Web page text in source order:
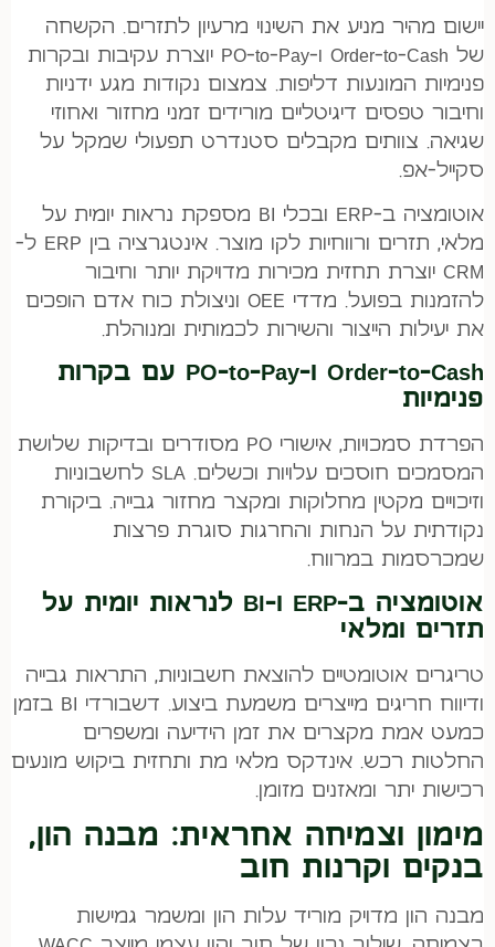
יישום מהיר מניע את השינוי מרעיון לתזרים. הקשחה
של Order-to-Cash ו-PO-to-Pay יוצרת עקיבות ובקרות
פנימיות המונעות דליפות. צמצום נקודות מגע ידניות
וחיבור טפסים דיגיטליים מורידים זמני מחזור ואחוזי
שגיאה. צוותים מקבלים סטנדרט תפעולי שמקל על
סקייל-אפ.
אוטומציה ב-ERP ובכלי BI מספקת נראות יומית על
מלאי, תזרים ורווחיות לקו מוצר. אינטגרציה בין ERP ל-
CRM יוצרת תחזית מכירות מדויקת יותר וחיבור
להזמנות בפועל. מדדי OEE וניצולת כוח אדם הופכים
את יעילות הייצור והשירות לכמותית ומנוהלת.
Order-to-Cash ו-PO-to-Pay עם בקרות
פנימיות
הפרדת סמכויות, אישורי PO מסודרים ובדיקות שלושת
המסמכים חוסכים עלויות וכשלים. SLA לחשבוניות
וזיכויים מקטין מחלוקות ומקצר מחזור גבייה. ביקורת
נקודתית על הנחות והחרגות סוגרת פרצות
שמכרסמות במרווח.
אוטומציה ב-ERP ו-BI לנראות יומית על
תזרים ומלאי
טריגרים אוטומטיים להוצאת חשבוניות, התראות גבייה
ודיווח חריגים מייצרים משמעת ביצוע. דשבורדי BI בזמן
כמעט אמת מקצרים את זמן הידיעה ומשפרים
החלטות רכש. אינדקס מלאי מת ותחזית ביקוש מונעים
רכישות יתר ומאזנים מזומן.
מימון וצמיחה אחראית: מבנה הון,
בנקים וקרנות חוב
מבנה הון מדויק מוריד עלות הון ומשמר גמישות